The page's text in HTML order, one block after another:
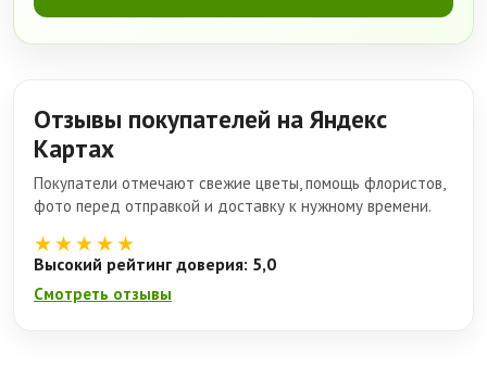
Отзывы покупателей на Яндекс
Картах
Покупатели отмечают свежие цветы, помощь флористов,
фото перед отправкой и доставку к нужному времени.
★★★★★
Высокий рейтинг доверия: 5,0
Смотреть отзывы